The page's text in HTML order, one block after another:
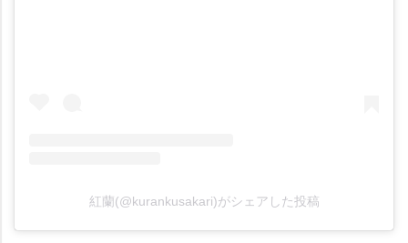
紅蘭(@kurankusakari)がシェアした投稿